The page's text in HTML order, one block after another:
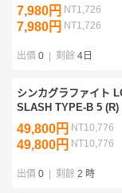
ト 33インチ
7,980円 NT1,726
7,980円 NT1,726
出價 0 | 剩餘 4日
シンカグラファイト
SLASH TYPE-B 5 (R)
ャフト 2本セット
49,800円 NT10,776
49,800円 NT10,776
出價 0 | 剩餘 2 時